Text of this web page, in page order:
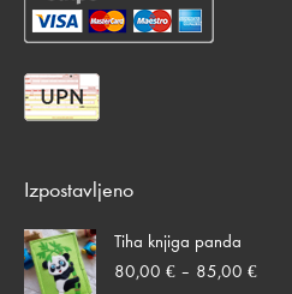
Izpostavljeno
Tiha knjiga panda
80,00 € – 85,00 €